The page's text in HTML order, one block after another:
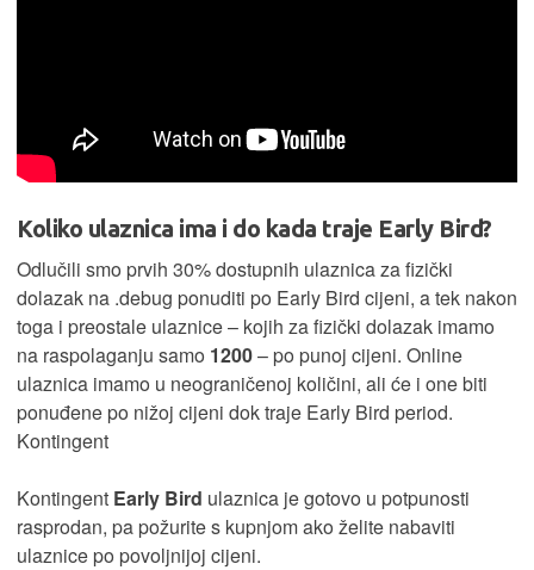
Koliko ulaznica ima i do kada traje Early Bird?
Odlučili smo prvih 30% dostupnih ulaznica za fizički
dolazak na .debug ponuditi po Early Bird cijeni, a tek nakon
toga i preostale ulaznice – kojih za fizički dolazak imamo
na raspolaganju samo 1200– po punoj cijeni. Online
ulaznica imamo u neograničenoj količini, ali će i one biti
ponuđene po nižoj cijeni dok traje Early Bird period.
Kontingent
Kontingent Early Bird ulaznica je gotovo u potpunosti
rasprodan, pa požurite s kupnjom ako želite nabaviti
ulaznice po povoljnijoj cijeni.